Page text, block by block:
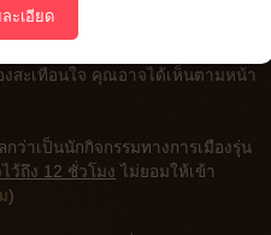
สะเทือนใจ คุณอาจได้เห็นตามหน้า
ว่าเป็นนักกิจกรรมทางการเมืองรุ่น
ว้ถึง 12 ชั่วโมง ไม่ยอมให้เข้า
)
ะเอียด